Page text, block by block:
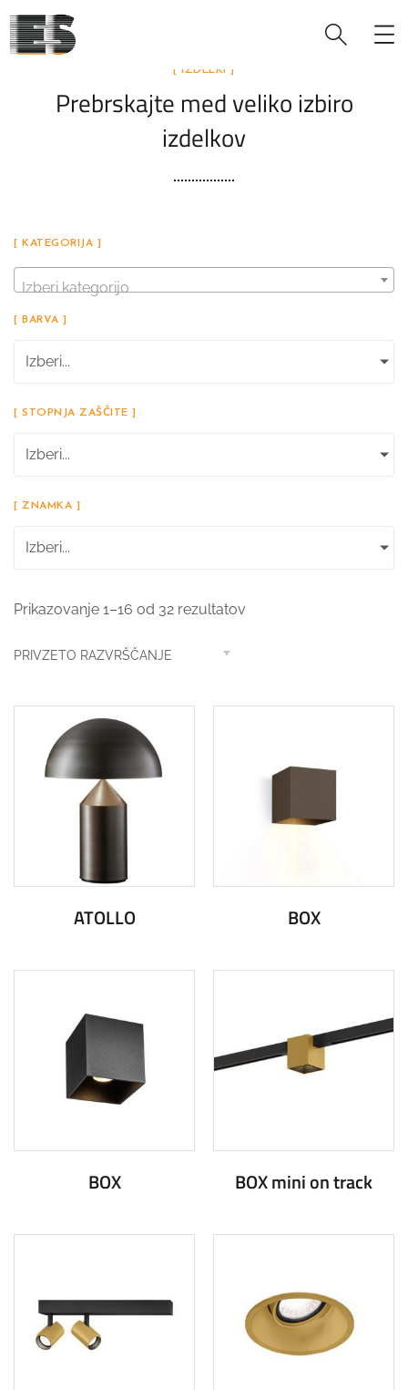
[ IZDELKI ]
Prebrskajte med veliko izbiro
izdelkov
[ KATEGORIJA ]
Izberi kategorijo
[ BARVA ]
Izberi...
[ STOPNJA ZAŠČITE ]
Izberi...
[ ZNAMKA ]
Izberi...
Prikazovanje 1–16 od 32 rezultatov
ATOLLO BOX
BOX BOX mini on track